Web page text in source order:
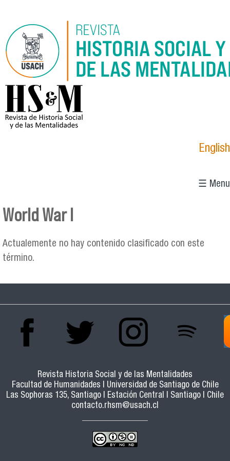
logo_hsm_2021.png
English
☰ Menu
World War I
Actualemente no hay contenido clasificado con este
término.
Revista Historia Social y de las Mentalidades
Facultad de Humanidades | Universidad de Santiago de Chile
Las Sophoras 135, Santiago | Estación Central | Santiago | Chile
contacto.rhsm@usach.cl